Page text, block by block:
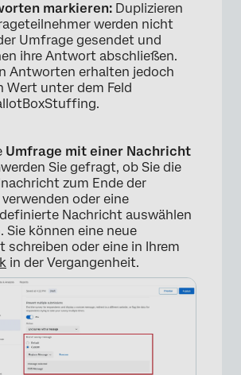
×
markieren: Duplizieren
werden nicht
Umfrage gesendet und
ihre Antwort abschließen.
Antworten erhalten jedoch
Wert unter dem Feld
Umfrage mit einer Nachricht
werden Sie gefragt, ob Sie die
zum Ende der
oder eine
Nachricht auswählen
Sie können eine neue
schreiben oder eine in Ihrem
in der Vergangenheit.